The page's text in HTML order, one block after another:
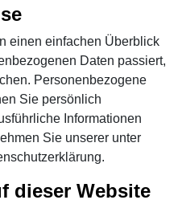
einen einfachen Überblick
Daten passiert,
Personenbezogene
Sie persönlich
Informationen
Sie unserer unter
dieser Website